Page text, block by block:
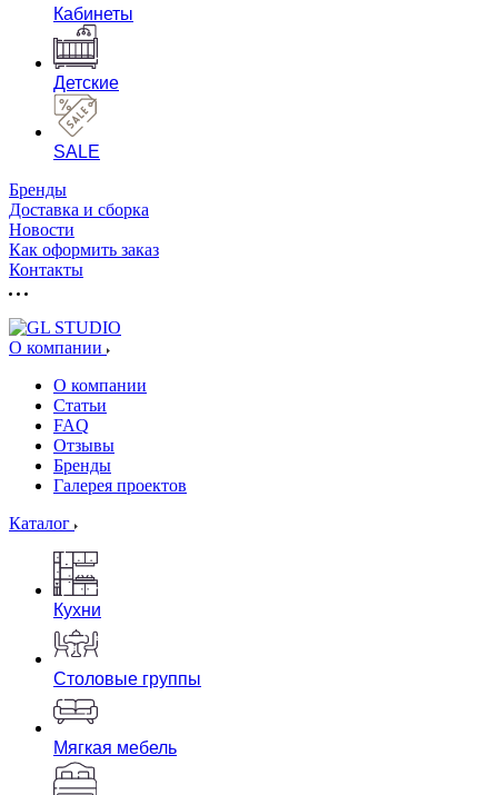
Кабинеты
Детские
SALE
Бренды
Доставка и сборка
Новости
Как оформить заказ
Контакты
О компании
О компании
Статьи
FAQ
Отзывы
Бренды
Галерея проектов
Каталог
Кухни
Столовые группы
Мягкая мебель